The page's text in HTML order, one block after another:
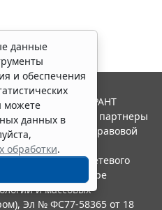
данные
и обеспечения
можете
данных в
обработки.
2026. Система ГАРАНТ
"Гарант" и ее партнеры
ассоциации правовой
в качестве сетевого
по надзору в сфере
и массовых
Эл № ФС77-58365 от 18